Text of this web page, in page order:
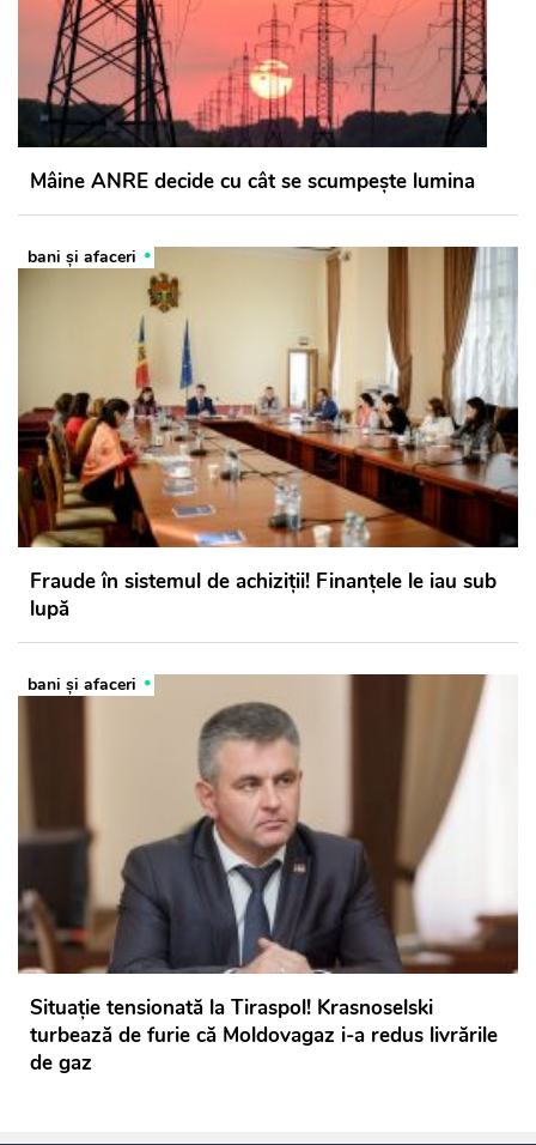
Mâine ANRE decide cu cât se scumpește lumina
bani și afaceri
Fraude în sistemul de achiziții! Finanțele le iau sub
lupă
bani și afaceri
Situație tensionată la Tiraspol! Krasnoselski
turbează de furie că Moldovagaz i-a redus livrările
de gaz